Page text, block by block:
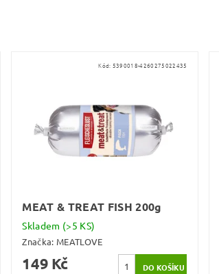
Kód: 5390018-4260275022435
MEAT & TREAT FISH 200g
Skladem (>5 KS)
Značka: MEATLOVE
149 Kč